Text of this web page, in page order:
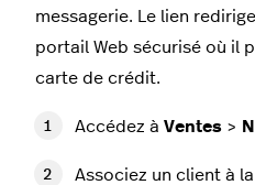
messagerie. Le lien
portail Web sécurisé où il
carte de crédit.
Accédez à Ventes >
Associez un client à